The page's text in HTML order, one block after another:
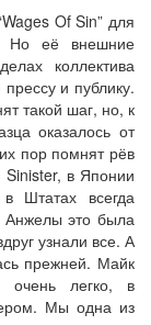
Of Sin” для
Но её внешние
коллектива
и публику.
такой шаг, но, к
оказалось от
пор помнят рёв
в Японии
Штатах всегда
Анжелы это была
узнали все. А
прежней. Майк
очень легко, в
Мы одна из